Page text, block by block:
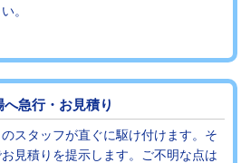
で）
超え） 38,500円
16,500円
現場見積
。
へ急行・お見積り
スタッフが直ぐに駆け付けます。そ
見積りを提示します。ご不明な点は